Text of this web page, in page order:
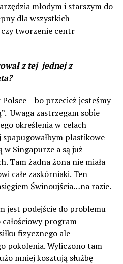
młodym i starszym do
dla wszystkich
tworzenie centr
z tej jednej z
– bo przecież jesteśmy
Uwaga zastrzegam sobie
określenia w celach
plastikowe
Singapurze a są już
Tam żadna żona nie miała
całe zaskórniaki. Ten
Świnoujścia…na razie.
jest podejście do problemu
program
fizycznego ale
pokolenia. Wyliczono tam
mniej kosztują służbę